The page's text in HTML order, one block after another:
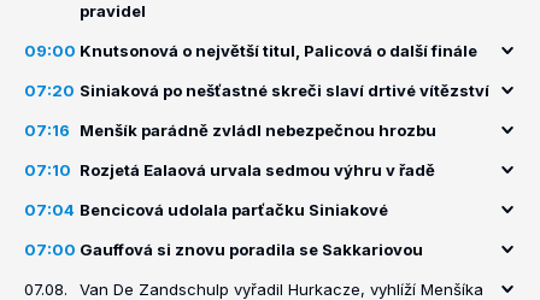
pravidel
09:00 Knutsonová o největší titul, Palicová o další finále
07:20 Siniaková po nešťastné skreči slaví drtivé vítězství
07:16 Menšík parádně zvládl nebezpečnou hrozbu
07:10 Rozjetá Ealaová urvala sedmou výhru v řadě
07:04 Bencicová udolala parťačku Siniakové
07:00 Gauffová si znovu poradila se Sakkariovou
07.08. Van De Zandschulp vyřadil Hurkacze, vyhlíží Menšíka